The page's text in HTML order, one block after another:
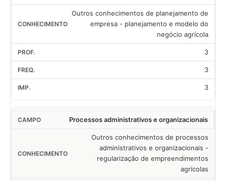
Outros conhecimentos de planejamento de
empresa - planejamento e modelo do
negócio agrícola
3
3
3
Processos administrativos e organizacionais
Outros conhecimentos de processos
administrativos e organizacionais -
regularização de empreendimentos
agrícolas